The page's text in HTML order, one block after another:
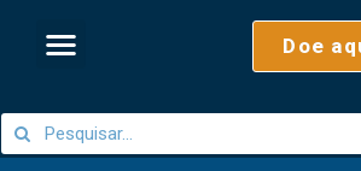
Doe